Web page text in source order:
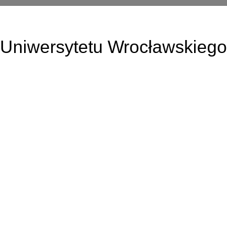
Wrocławskiego